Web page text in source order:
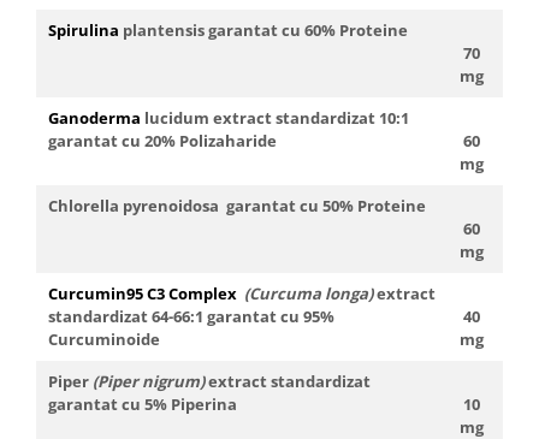
Sinuzită
Sistemul muscular
Sistemul osos si articulatii
Slăbit
Spasme digestive
Stabilizare psiho-emoțională
Spirulina plantensisgarantat cu 60% Proteine
70
mg
Ganoderma lucidum extract standardizat 10:1
garantat cu 20% Polizaharide
60
mg
Chlorella pyrenoidosa garantat cu 50% Proteine
60
mg
Curcumin95 C3 Complex (Curcuma longa)extract
standardizat 64-66:1 garantat cu 95%
Curcuminoide
40
mg
Piper (Piper nigrum)extract standardizat
garantat cu 5% Piperina
10
mg